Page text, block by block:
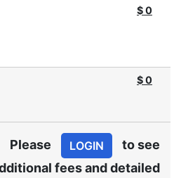
$ 0
$0
Please LOGIN
to see
fees and detailed